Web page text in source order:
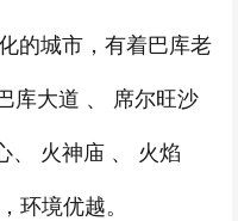
的城市，有着巴库老
库大道 、 席尔旺沙
、 火神庙 、 火焰
环境优越。